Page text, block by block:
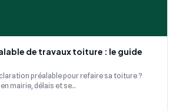
de travaux toiture : le guide
préalable pour refaire sa toiture ?
mairie, délais et se...